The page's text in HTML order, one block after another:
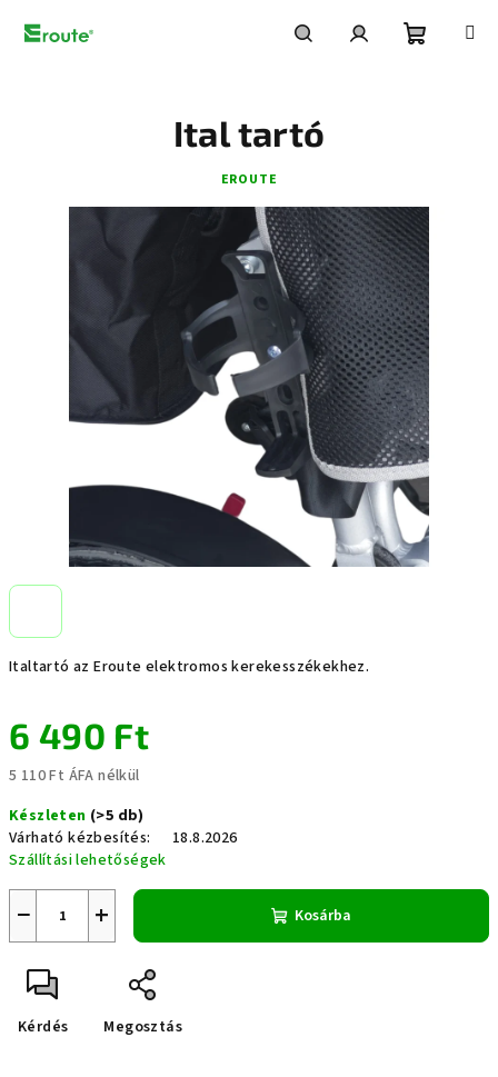
Italtartó az Eroute elektromos kerekesszékekhez.
6 490 Ft
5 110 Ft ÁFA nélkül
Készleten (>5 db)
Várható kézbesítés:
18.8.2026
Szállítási lehetőségek
+
− Kosárba
Kérdés Megosztás
Ital tartó
EROUTE